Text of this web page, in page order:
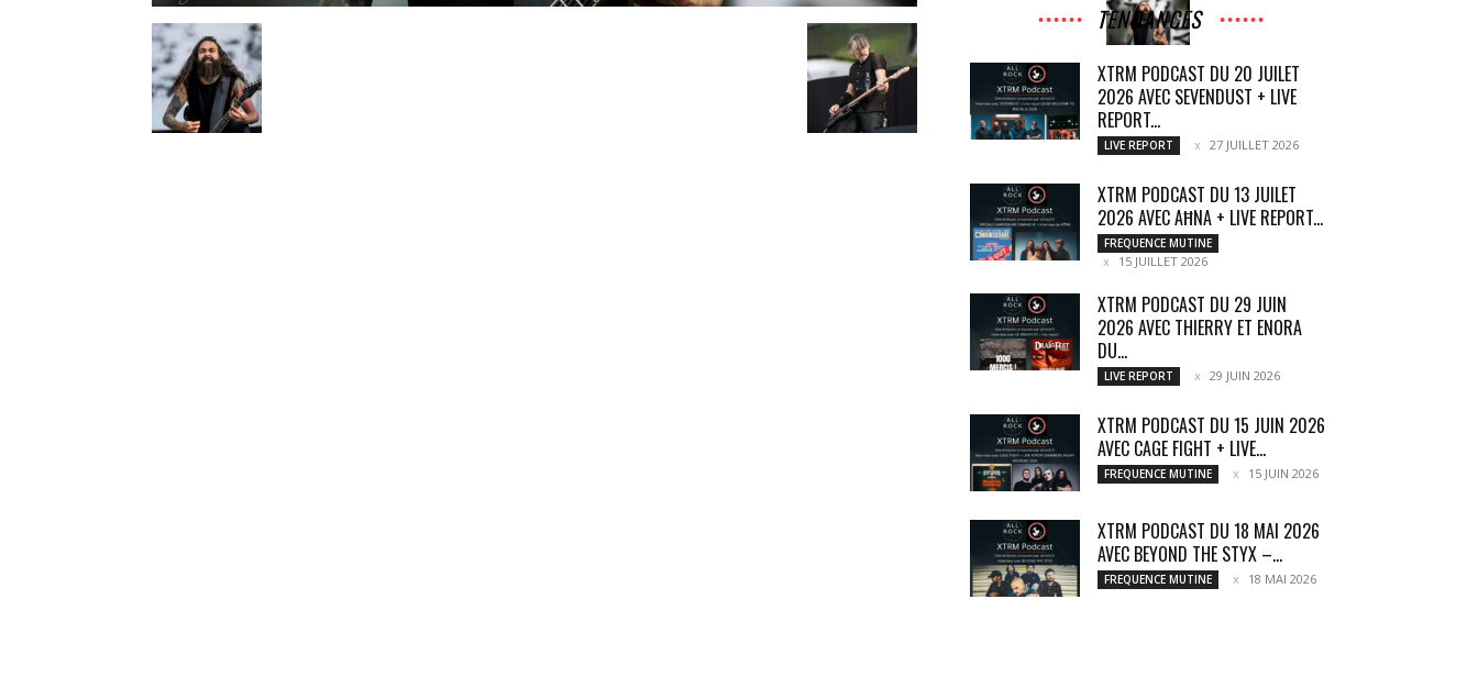
TENDANCES
XTRM PODCAST DU 20 JUILET
2026 AVEC SEVENDUST + LIVE
REPORT...
LIVE REPORT 27 JUILLET 2026
XTRM PODCAST DU 13 JUILET
2026 AVEC AĦNA + LIVE REPORT...
FREQUENCE MUTINE
15 JUILLET 2026
XTRM PODCAST DU 29 JUIN
2026 AVEC THIERRY ET ENORA
DU...
LIVE REPORT 29 JUIN 2026
XTRM PODCAST DU 15 JUIN 2026
AVEC CAGE FIGHT + LIVE...
FREQUENCE MUTINE 15 JUIN 2026
XTRM PODCAST DU 18 MAI 2026
AVEC BEYOND THE STYX –...
FREQUENCE MUTINE 18 MAI 2026